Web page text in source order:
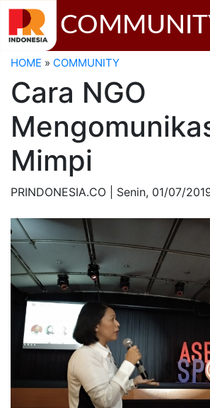
HOME » COMMUNITY
Cara NGO
Mimpi
PRINDONESIA.CO | Senin, 01/07/